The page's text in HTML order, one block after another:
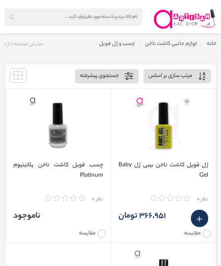
خانه لوازم جانبی کاشت ناخن چسب و ژل فویل نمایش صفحه 1از1
مرتب سازی بر اساس جستجوی پیشرفته
ژل فویل کاشت ناخن بیبی ژل Baby
Gel
نفر 0
مقایسه
366٬951 تومان
چسب فویل کاشت ناخن پلاتینیوم
Platinum
نفر 0
مقایسه
ناموجود